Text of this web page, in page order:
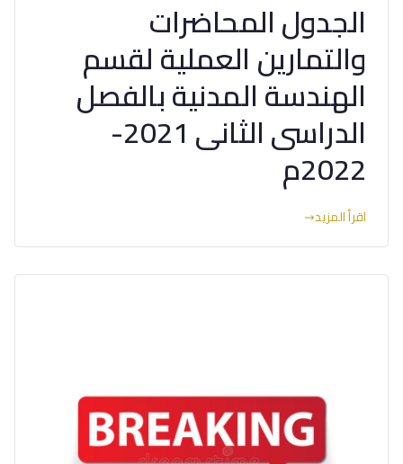
الجدول المحاضرات
والتمارين العملية لقسم
الهندسة المدنية بالفصل
الدراسى الثانى 2021-
2022م
اقرأ المزيد